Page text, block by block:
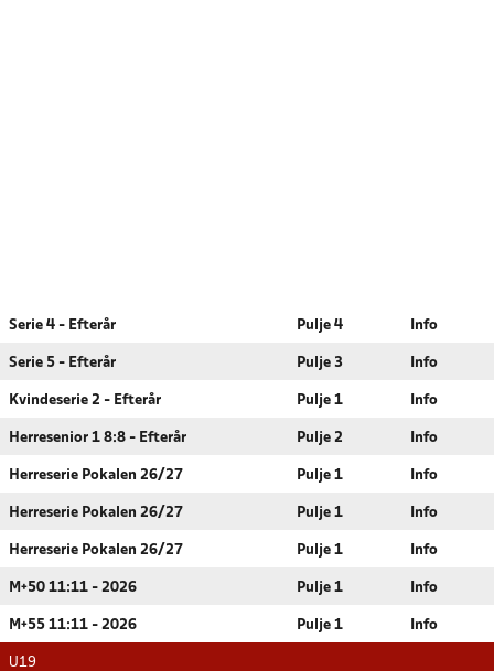
Serie 4 - Efterår Pulje 4 Info
Serie 5 - Efterår Pulje 3 Info
Kvindeserie 2 - Efterår Pulje 1 Info
Herresenior 1 8:8 - Efterår Pulje 2 Info
Herreserie Pokalen 26/27 Pulje 1 Info
Herreserie Pokalen 26/27 Pulje 1 Info
Herreserie Pokalen 26/27 Pulje 1 Info
M+50 11:11 - 2026 Pulje 1 Info
M+55 11:11 - 2026 Pulje 1 Info
U19